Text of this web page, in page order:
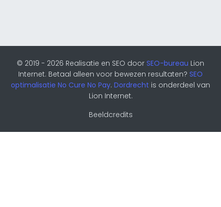
© 2019 - 2026 Realisatie en SEO door SEO-bureau Lion
Internet. Betaal alleen voor bewezen resultaten? SEO
optimalisatie No Cure No Pay. Dordrecht is onderdeel van
Lion Internet.
Beeldcredits